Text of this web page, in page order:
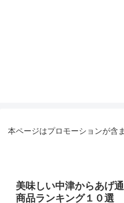
本ページはプロモーションが含
美味しい中津からあげ
商品ランキング１０選